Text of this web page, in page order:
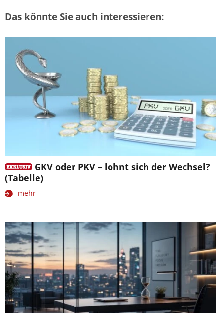
Das könnte Sie auch interessieren:
GKV oder PKV – lohnt sich der Wechsel?
(Tabelle)
mehr